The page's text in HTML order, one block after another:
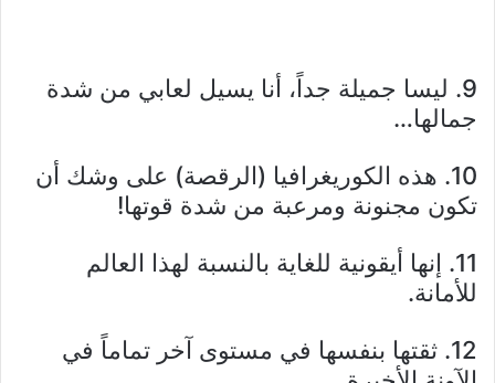
9. ليسا جميلة جداً، أنا يسيل لعابي من شدة
جمالها…
10. هذه الكوريغرافيا (الرقصة) على وشك أن
تكون مجنونة ومرعبة من شدة قوتها!
11. إنها أيقونية للغاية بالنسبة لهذا العالم
للأمانة.
12. ثقتها بنفسها في مستوى آخر تماماً في